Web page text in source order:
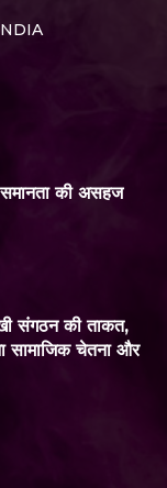
की असहज
संगठन की ताकत,
सामाजिक चेतना और